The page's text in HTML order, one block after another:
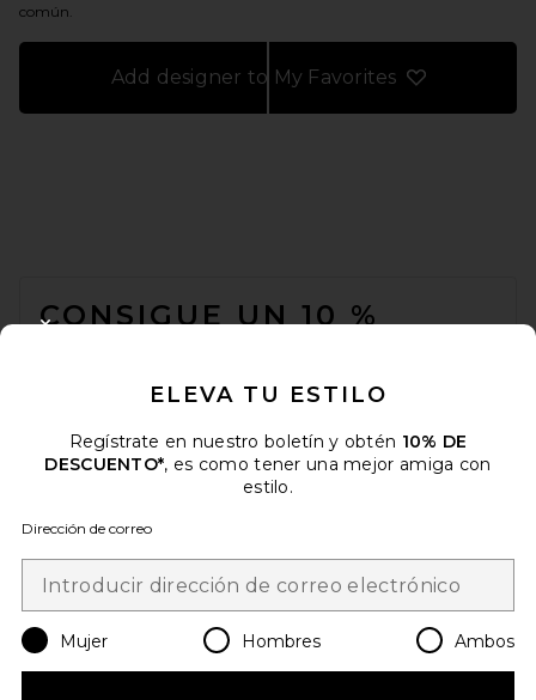
común.
Add designer to My Favorites
CONSIGUE UN 10 %
Cuando se suscribe a nuestro boletín enviando su correo
privacidad
Change Country Regions
es USD
ELEVA TU ESTILO
Regístrate en nuestro boletín y obtén 10% DE
DESCUENTO*, es como tener una mejor amiga con
estilo.
Dirección de correo
Mujer Hombres Ambos